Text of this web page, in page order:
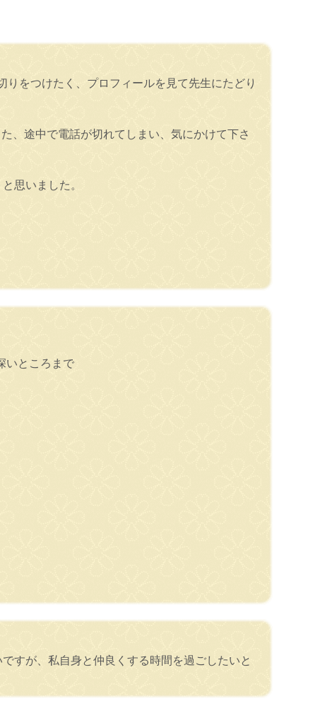
をつけたく、プロフィールを見て先生にたどり
、途中で電話が切れてしまい、気にかけて下さ
思いました。
いところまで
すが、私自身と仲良くする時間を過ごしたいと